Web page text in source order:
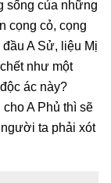
sống của những
cọng cỏ, cọng
A Sử, liệu Mị
như một
ác này?
A Phủ thì sẽ
ta phải xót